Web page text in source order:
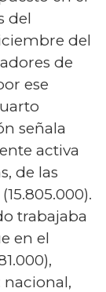
del
del
de
ese
señala
activa
de las
trabajaba
en el